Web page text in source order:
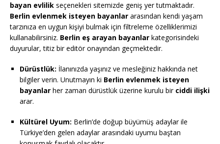
bayan evlilik seçenekleri sitemizde geniş yer tutmaktadır.
Berlin evlenmek isteyen bayanlar arasından kendi yaşam
tarzınıza en uygun kişiyi bulmak için filtreleme özelliklerimizi
kullanabilirsiniz. Berlin eş arayan bayanlar kategorisindeki
duyurular, titiz bir editör onayından geçmektedir.
Dürüstlük: İlanınızda yaşınız ve mesleğiniz hakkında net
bilgiler verin. Unutmayın ki Berlin evlenmek isteyen
bayanlar her zaman dürüstlük üzerine kurulu bir ciddi ilişki
arar.
Kültürel Uyum: Berlin’de doğup büyümüş adaylar ile
Türkiye’den gelen adaylar arasındaki uyumu baştan